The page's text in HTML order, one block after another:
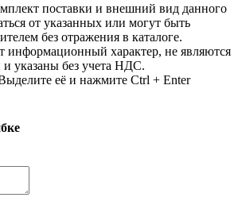
поставки и внешний вид данного
от указанных или могут быть
без отражения в каталоге.
информационный характер, не являются
указаны без учета НДС.
её и нажмите Ctrl + Enter